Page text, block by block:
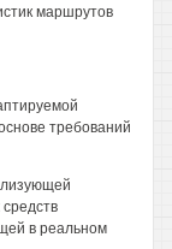
маршрутов
требований
в реальном